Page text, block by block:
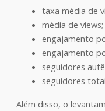
taxa média de
média de views;
engajamento
engajamento
seguidores
seguidores
Além disso, o